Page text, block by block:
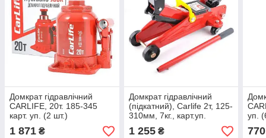
Домкрат гідравлічний
CARLIFE, 20т. 185-345
карт. уп. (2 шт.)
1 871 ₴
Домкрат гідравлічний
(підкатний), Carlife 2т, 125-
310мм, 7кг., карт.уп.
1 255₴
уп.
770